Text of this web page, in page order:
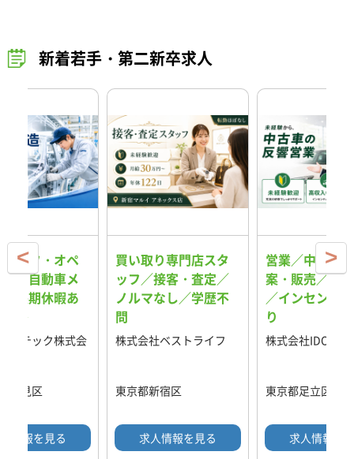
新着若手・第二新卒求人
ッフ・オペ
／自動車メ
長期休暇あ
寮
・テック株式会
鶴見区
情報を見る
買い取り専門店スタ
ッフ／接客・査定／
ノルマなし／学歴不
問
株式会社ベストライフ
東京都新宿区
求人情報を見る
営業／中古車
案・販売／反
／インセンテ
り
株式会社IDOM
東京都足立区
求人情報を